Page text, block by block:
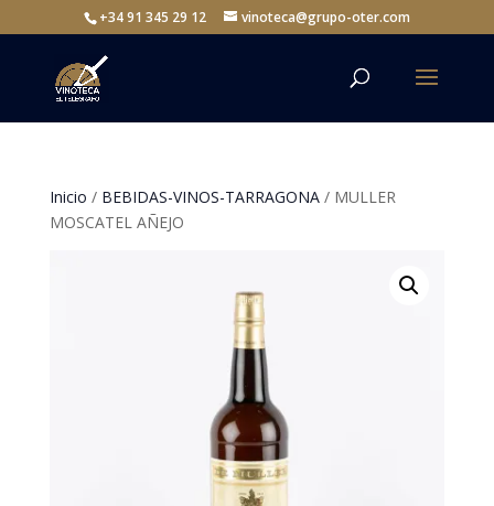
+34 91 345 29 12 vinoteca@grupo-oter.com
Inicio / BEBIDAS-VINOS-TARRAGONA/ MULLER
MOSCATEL AÑEJO